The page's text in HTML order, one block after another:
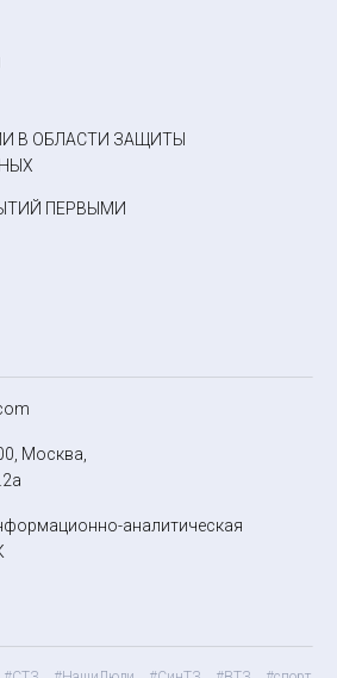
В ОБЛАСТИ ЗАЩИТЫ
ПЕРВЫМИ
Москва,
аналитическая